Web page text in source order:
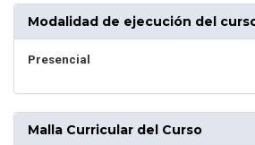
Modalidad de ejecución del
Presencial
Malla Curricular del Curso